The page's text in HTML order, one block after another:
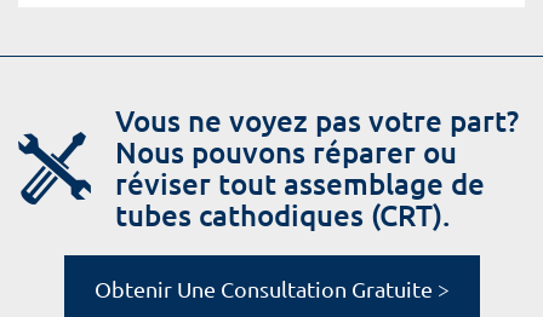
Vous ne voyez pas votre part?
Nous pouvons réparer ou
réviser tout assemblage de
tubes cathodiques (CRT).
Obtenir Une Consultation Gratuite >